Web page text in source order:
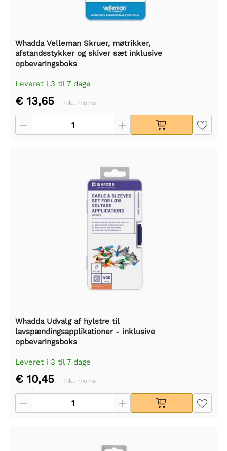
Whadda Velleman Skruer, møtrikker,
afstandsstykker og skiver sæt inklusive
opbevaringsboks
Leveret i 3 til 7 dage
€ 13,65 Inkl. moms
Whadda Udvalg af hylstre til
lavspændingsapplikationer - inklusive
opbevaringsboks
Leveret i 3 til 7 dage
€ 10,45 Inkl. moms